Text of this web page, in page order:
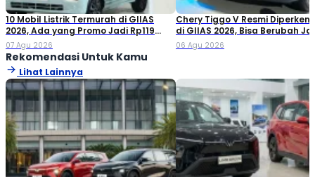
10 Mobil Listrik Termurah di GIIAS
2026, Ada yang Promo Jadi Rp119
Jutaan!
07 Agu 2026
Chery Tiggo V Resmi
di GIIAS 2026, Bisa Berubah
Double Cabin
06 Agu 2026
Rekomendasi Untuk Kamu
Lihat Lainnya